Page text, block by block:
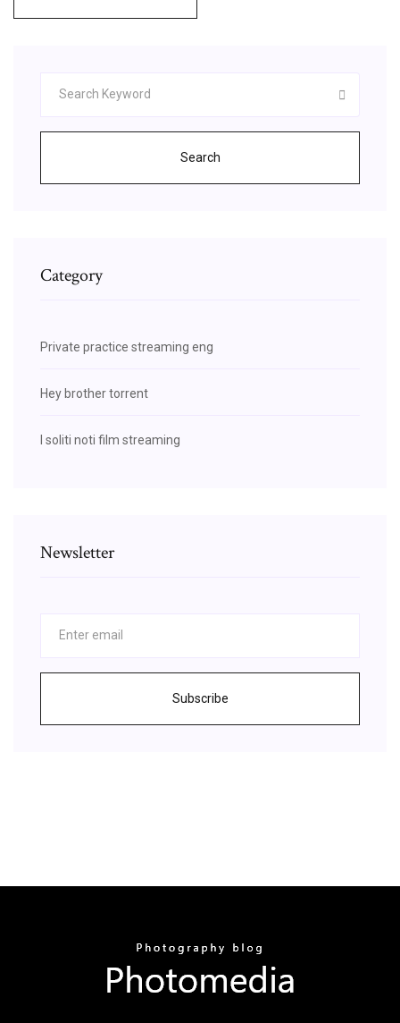
Search
Category
Private practice streaming eng
Hey brother torrent
I soliti noti film streaming
Newsletter
Subscribe